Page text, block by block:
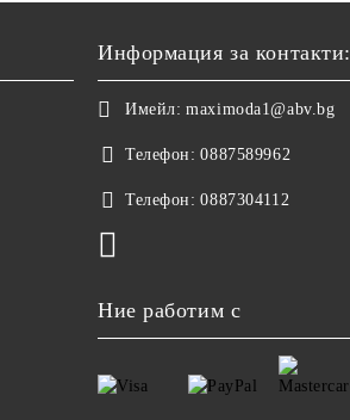
Информация за контакти:
Имейл: maximoda1@abv.bg
Телефон: 0887589962
Телефон: 0887304112
Ние работим с